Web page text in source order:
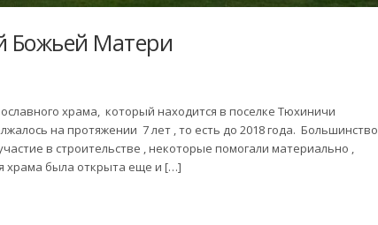
Божьей Матери
храма, который находится в поселке Тюхиничи
на протяжении 7 лет , то есть до 2018 года. Большинство
в строительстве , некоторые помогали материально ,
храма была открыта еще и […]